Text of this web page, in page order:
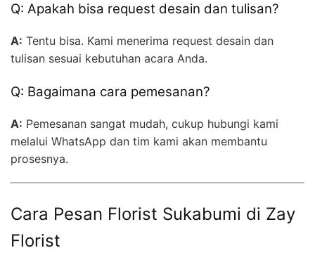
Q: Apakah bisa request desain dan tulisan?
A: Tentu bisa. Kami menerima request desain dan
tulisan sesuai kebutuhan acara Anda.
Q: Bagaimana cara pemesanan?
A: Pemesanan sangat mudah, cukup hubungi kami
melalui WhatsApp dan tim kami akan membantu
prosesnya.
Cara Pesan Florist Sukabumi di Zay
Florist